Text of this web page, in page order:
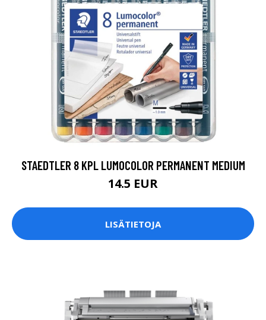
STAEDTLER 8 KPL LUMOCOLOR PERMANENT MEDIUM
14.5 EUR
LISÄTIETOJA